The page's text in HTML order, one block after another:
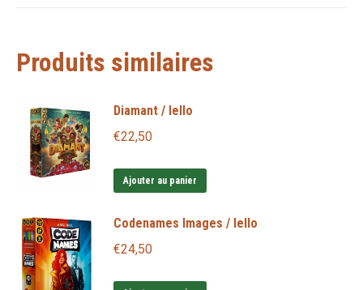
Produits similaires
Diamant / Iello
€22,50
Ajouter au panier
Codenames Images / Iello
€24,50